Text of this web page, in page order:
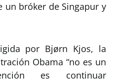
un bróker de Singapur y
por Bjørn Kjos, la
Obama “no es un
es continuar